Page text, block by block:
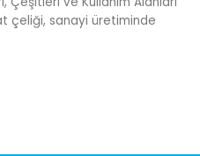
çeliği, sanayi üretiminde